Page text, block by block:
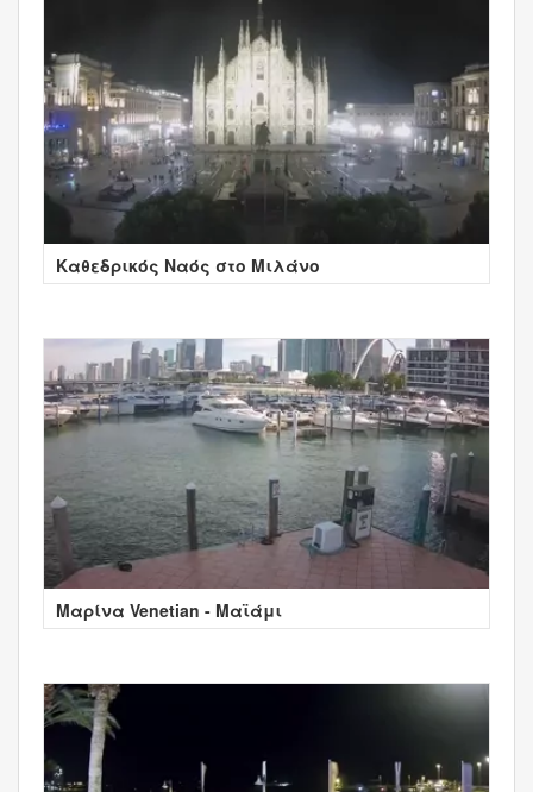
Καθεδρικός Ναός στο Μιλάνο
Μαρίνα Venetian - Μαϊάμι